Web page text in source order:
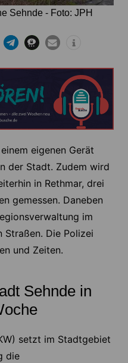
Sehnde - Foto: JPH
eigenen Gerät
der Stadt. Zudem wird
in Rethmar, drei
gemessen. Daneben
im
Straßen. Die Polizei
und Zeiten.
Sehnde in
setzt im Stadtgebiet
die